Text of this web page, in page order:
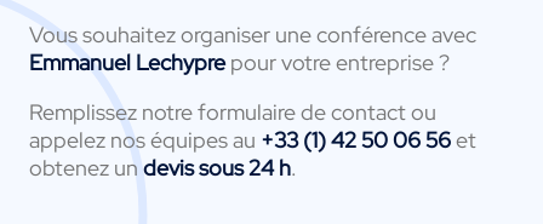
Vous souhaitez organiser une conférence avec
Emmanuel Lechyprepour votre entreprise ?
Remplissez notre formulaire de contact ou
appelez nos équipes au +33 (1) 42 50 06 56et
obtenez undevis sous 24 h.